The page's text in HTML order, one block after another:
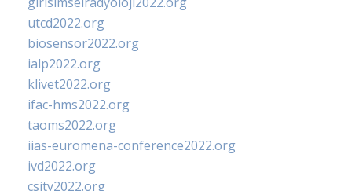
utcd2022.org
biosensor2022.org
ialp2022.org
klivet2022.org
ifac-hms2022.org
taoms2022.org
iias-euromena-conference2022.org
ivd2022.org
csity2022.org